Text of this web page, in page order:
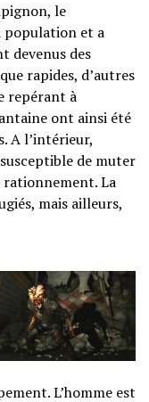
le
population et a
devenus des
rapides, d’autres
repérant à
ont ainsi été
A l’intérieur,
de muter
rationnement. La
mais ailleurs,
L’homme est